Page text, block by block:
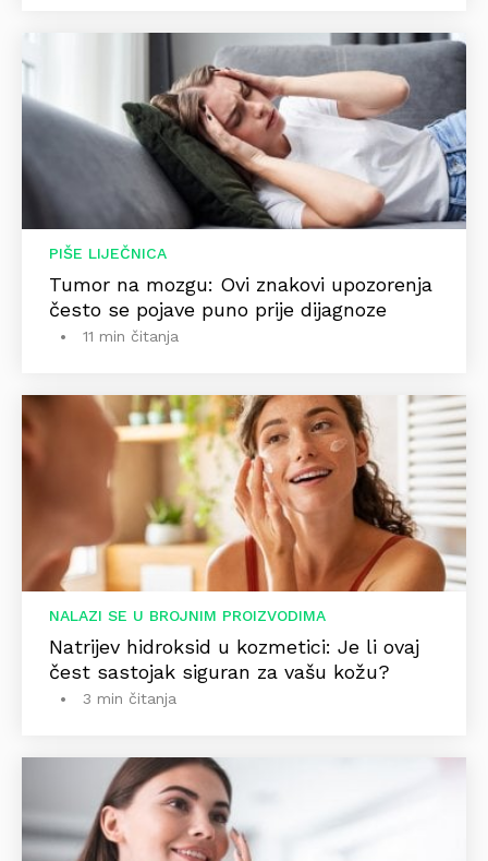
PIŠE LIJEČNICA
Tumor na mozgu: Ovi znakovi upozorenja
često se pojave puno prije dijagnoze
11 min čitanja
NALAZI SE U BROJNIM PROIZVODIMA
Natrijev hidroksid u kozmetici: Je li ovaj
čest sastojak siguran za vašu kožu?
3 min čitanja